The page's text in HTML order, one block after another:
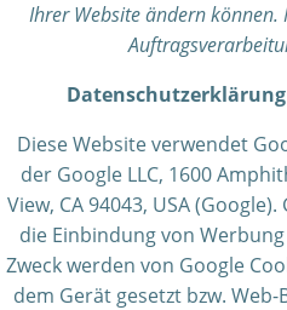
Ihrer Website ändern können.
Datenschutzerklärung
Diese Website verwendet
der Google LLC, 1600
View, CA 94043, USA
die Einbindung von
Zweck werden von Google
dem Gerät gesetzt bzw.